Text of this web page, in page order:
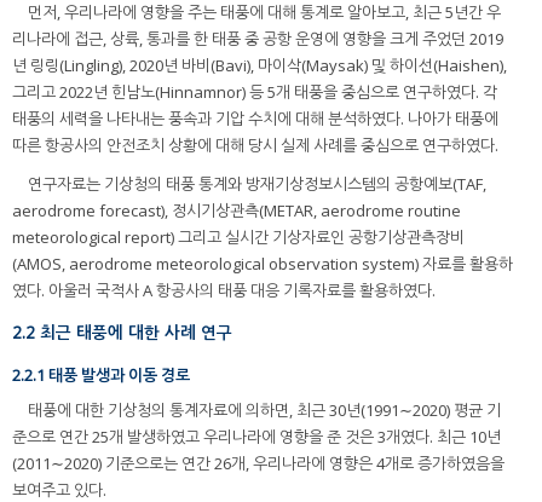
먼저, 우리나라에 영향을 주는 태풍에 대해 통계로 알아보고, 최근 5년간 우
리나라에 접근, 상륙, 통과를 한 태풍 중 공항 운영에 영향을 크게 주었던 2019
년 링링(Lingling), 2020년 바비(Bavi), 마이삭(Maysak) 및 하이선(Haishen),
그리고 2022년 힌남노(Hinnamnor) 등 5개 태풍을 중심으로 연구하였다. 각
태풍의 세력을 나타내는 풍속과 기압 수치에 대해 분석하였다. 나아가 태풍에
따른 항공사의 안전조치 상황에 대해 당시 실제 사례를 중심으로 연구하였다.
연구자료는 기상청의 태풍 통계와 방재기상정보시스템의 공항예보(TAF,
aerodrome forecast), 정시기상관측(METAR, aerodrome routine
meteorological report) 그리고 실시간 기상자료인 공항기상관측장비
(AMOS, aerodrome meteorological observation system) 자료를 활용하
였다. 아울러 국적사 A 항공사의 태풍 대응 기록자료를 활용하였다.
2.2 최근 태풍에 대한 사례 연구
2.2.1 태풍 발생과 이동 경로
태풍에 대한 기상청의 통계자료에 의하면, 최근 30년(1991∼2020) 평균 기
준으로 연간 25개 발생하였고 우리나라에 영향을 준 것은 3개였다. 최근 10년
(2011∼2020) 기준으로는 연간 26개, 우리나라에 영향은 4개로 증가하였음을
보여주고 있다.